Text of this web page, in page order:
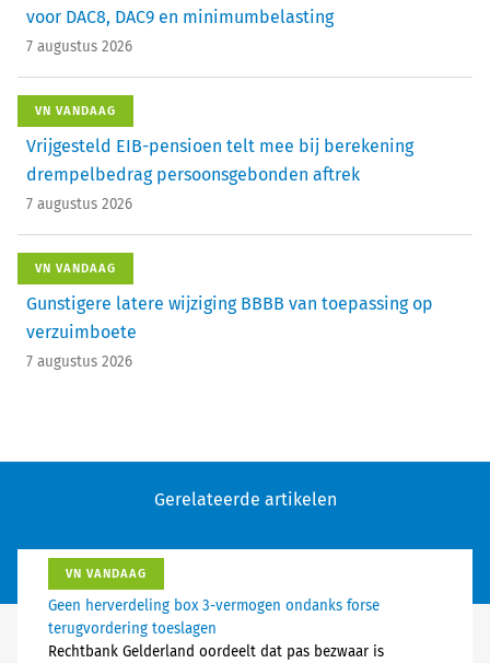
voor DAC8, DAC9 en minimumbelasting
7 augustus 2026
VN VANDAAG
Vrijgesteld EIB-pensioen telt mee bij berekening
drempelbedrag persoonsgebonden aftrek
7 augustus 2026
VN VANDAAG
Gunstigere latere wijziging BBBB van toepassing op
verzuimboete
7 augustus 2026
Gerelateerde artikelen
VN VANDAAG
Geen herverdeling box 3-vermogen ondanks forse
terugvordering toeslagen
Rechtbank Gelderland oordeelt dat pas bezwaar is